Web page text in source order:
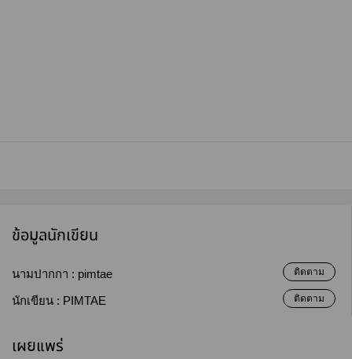
ข้อมูลนักเขียน
นามปากกา : pimtae ติดตาม
นักเขียน : PIMTAE ติดตาม
เผยแพร่